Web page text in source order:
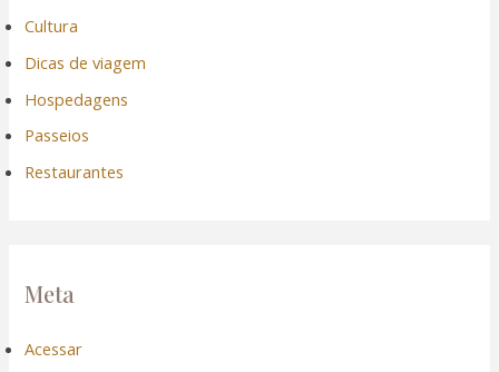
Cultura
Dicas de viagem
Hospedagens
Passeios
Restaurantes
Meta
Acessar